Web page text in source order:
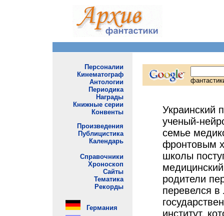
Украинский
ученый-
семье
фронтовым
школы
медицинский
родители
перевелся в
институт,